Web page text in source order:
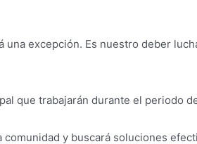
excepción. Es nuestro deber
que trabajarán durante el periodo
y buscará soluciones